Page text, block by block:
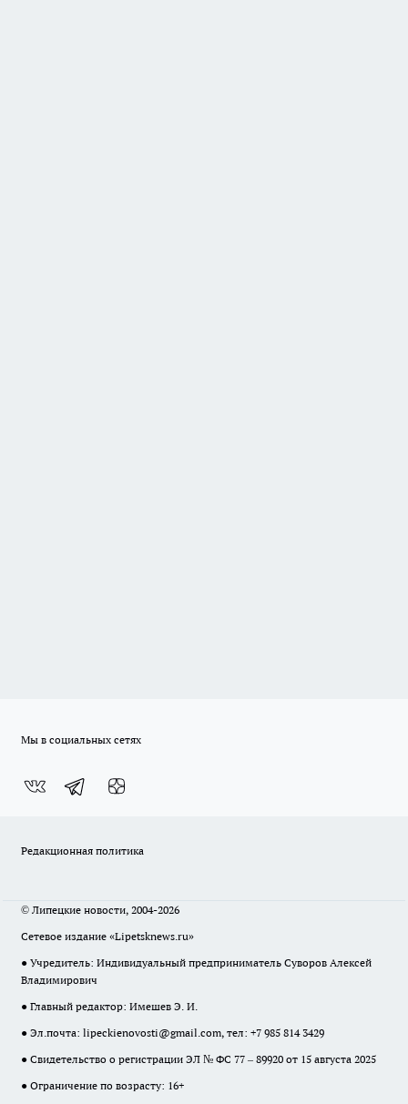
Мы в социальных сетях
Редакционная политика
© Липецкие новости, 2004-2026
Сетевое издание «Lipetsknews.ru»
● Учредитель: Индивидуальный предприниматель Суворов Алексей
Владимирович
● Главный редактор: Имешев Э. И.
● Эл.почта: lipeckienovosti@gmail.com, тел: +7 985 814 3429
● Свидетельство о регистрации ЭЛ № ФС 77 – 89920 от 15 августа 2025
● Ограничение по возрасту: 16+